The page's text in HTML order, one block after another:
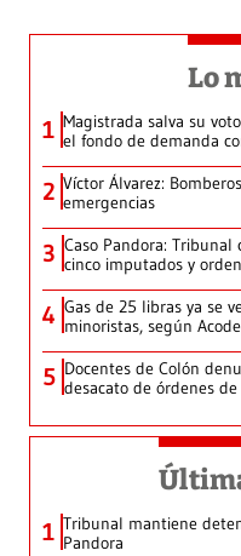
Lo
1 Magistrada salva su
el fondo de demanda
2 Víctor Álvarez:
emergencias
3 Caso Pandora:
cinco imputados y
4 Gas de 25 libras ya se
minoristas, según
5 Docentes de Colón
desacato de órdenes
1 Tribunal mantiene
Pandora